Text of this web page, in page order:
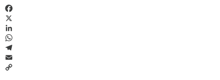
Facebook
X
LinkedIn
WhatsApp
Telegram
Email